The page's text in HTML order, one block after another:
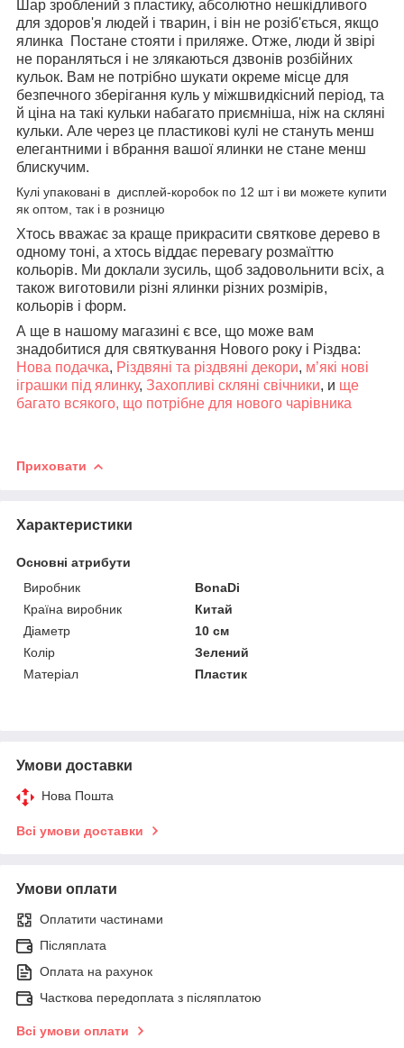
Шар зроблений з пластику, абсолютно нешкідливого
для здоров'я людей і тварин, і він не розіб'ється, якщо
ялинка Постане стояти і приляже. Отже, люди й звірі
не поранляться і не злякаються дзвонів розбійних
кульок. Вам не потрібно шукати окреме місце для
безпечного зберігання куль у міжшвидкісний період, та
й ціна на такі кульки набагато приємніша, ніж на скляні
кульки. Але через це пластикові кулі не стануть менш
елегантними і вбрання вашої ялинки не стане менш
блискучим.
Кулі упаковані в дисплей-коробок по 12 шт і ви можете купити
як оптом, так і в розницю
Хтось вважає за краще прикрасити святкове дерево в
одному тоні, а хтось віддає перевагу розмаїттю
кольорів. Ми доклали зусиль, щоб задовольнити всіх, а
також виготовили різні ялинки різних розмірів,
кольорів і форм.
А ще в нашому магазині є все, що може вам
знадобитися для святкування Нового року і Різдва:
Нова подачка, Різдвяні та різдвяні декори, м’які нові
іграшки під ялинку, Захопливі скляні свічники, и ще
багато всякого, що потрібне для нового чарівника
Приховати
Характеристики
Основні атрибути
Виробник
BonaDi
Країна виробник
Китай
Діаметр
10 см
Колір
Зелений
Матеріал
Пластик
Умови доставки
Нова Пошта
Всі умови доставки
Умови оплати
Оплатити частинами
Післяплата
Оплата на рахунок
Часткова передоплата з післяплатою
Всі умови оплати